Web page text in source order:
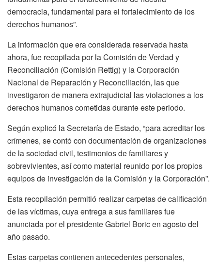
democracia, fundamental para el fortalecimiento de los
derechos humanos”.
La información que era considerada reservada hasta
ahora, fue recopilada por la Comisión de Verdad y
Reconciliación (Comisión Rettig) y la Corporación
Nacional de Reparación y Reconciliación, las que
investigaron de manera extrajudicial las violaciones a los
derechos humanos cometidas durante este periodo.
Según explicó la Secretaría de Estado, “para acreditar los
crímenes, se contó con documentación de organizaciones
de la sociedad civil, testimonios de familiares y
sobrevivientes, así como material reunido por los propios
equipos de investigación de la Comisión y la Corporación”.
Esta recopilación permitió realizar carpetas de calificación
de las víctimas, cuya entrega a sus familiares fue
anunciada por el presidente Gabriel Boric en agosto del
año pasado.
Estas carpetas contienen antecedentes personales,